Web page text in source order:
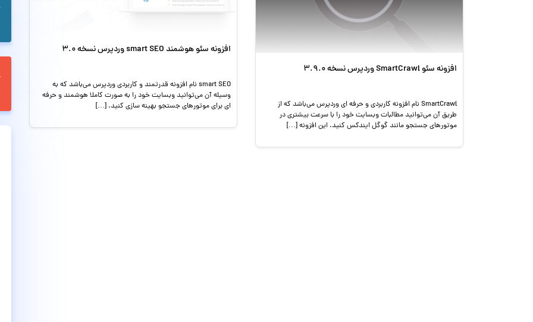
افزونه سئو SmartCrawl وردپرس نسخه 3.9.0
SmartCrawl نام افزونه کاربردی و حرفه ای وردپرس می‌باشد که از
طریق آن می‌توانید مطالبات وبسایت خود را با سرعت بیشتری در
موتورهای جستجو مانند گوگل ایندکس کنید. این افزونه […]
افزونه سئو هوشمند smart SEO وردپرس نسخه 3.0
smart SEO نام افزونه قدرتمند و کاربردی وردپرس می‌باشد که به
وسیله آن می‌توانید وبسایت خود را به صورت کاملا هوشمند و حرفه
ای برای موتورهای جستجو بهینه سازی کنید. […]